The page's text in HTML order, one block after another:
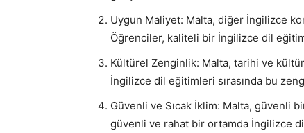
Uygun Maliyet: Malta, diğer İngilizce
Öğrenciler, kaliteli bir İngilizce dil
Kültürel Zenginlik: Malta, tarihi ve
İngilizce dil eğitimleri sırasında bu
Güvenli ve Sıcak İklim: Malta, güvenli
güvenli ve rahat bir ortamda İngilizce